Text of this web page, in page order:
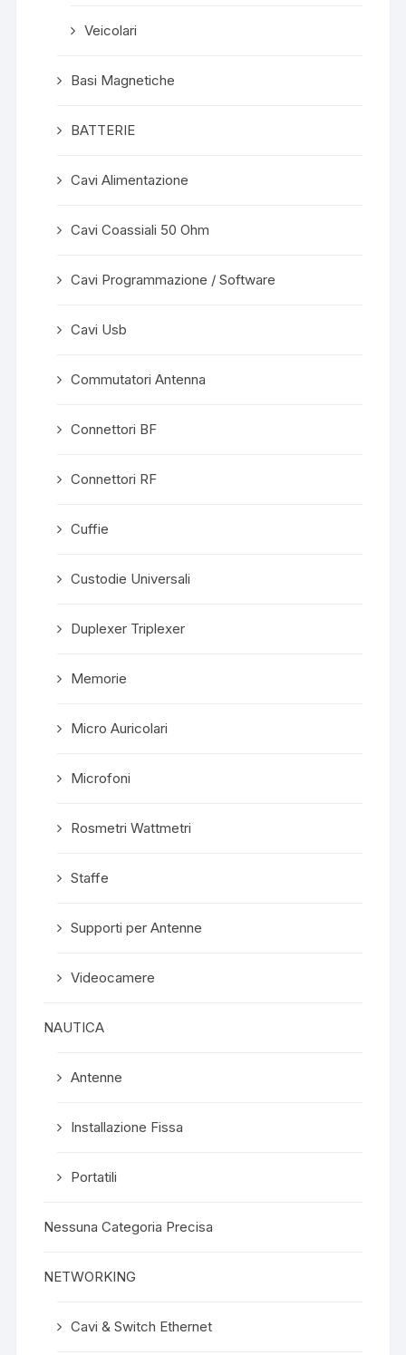
Veicolari
Basi Magnetiche
BATTERIE
Cavi Alimentazione
Cavi Coassiali 50 Ohm
Cavi Programmazione / Software
Cavi Usb
Commutatori Antenna
Connettori BF
Connettori RF
Cuffie
Custodie Universali
Duplexer Triplexer
Memorie
Micro Auricolari
Microfoni
Rosmetri Wattmetri
Staffe
Supporti per Antenne
Videocamere
NAUTICA
Antenne
Installazione Fissa
Portatili
Nessuna Categoria Precisa
NETWORKING
Cavi & Switch Ethernet